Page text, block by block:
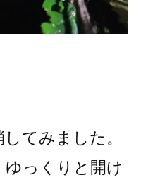
てみました。
ゆっくりと開け